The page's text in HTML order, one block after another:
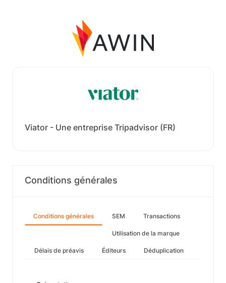
Viator - Une entreprise Tripadvisor (FR)
Conditions générales
Conditions générales SEM Transactions
Utilisation de la marque
Délais de préavis Éditeurs Déduplication